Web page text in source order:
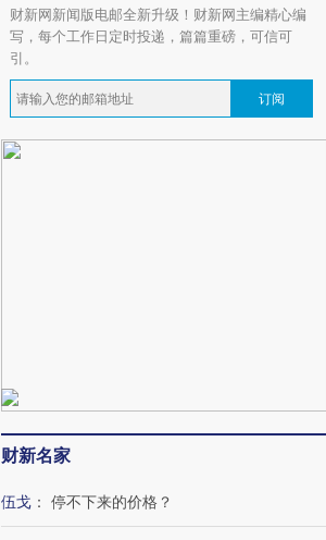
财新网新闻版电邮全新升级！财新网主编精心编
写，每个工作日定时投递，篇篇重磅，可信可
引。
订阅
财新名家
伍戈 ： 停不下来的价格？